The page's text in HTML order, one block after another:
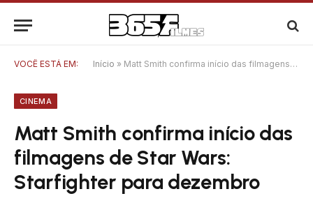
VOCÊ ESTÁ EM: Início » Matt Smith confirma início das filmagens de Star Wars: Starfighter para dezembro
CINEMA
Matt Smith confirma início das
filmagens de Star Wars:
Starfighter para dezembro